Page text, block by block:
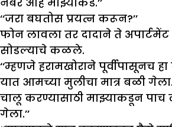
‘‘जरा बघतोस प्रयत्न करून?’’
फोन लावला तर दादाने ते अपार्टमेंट
सोडल्याचे कळले.
‘‘म्हणजे हरामखोराने पूर्वीपासूनच
यात आमच्या मुलीचा मात्र बळी
चालू करण्यासाठी माझ्याकडून
गेला.’’